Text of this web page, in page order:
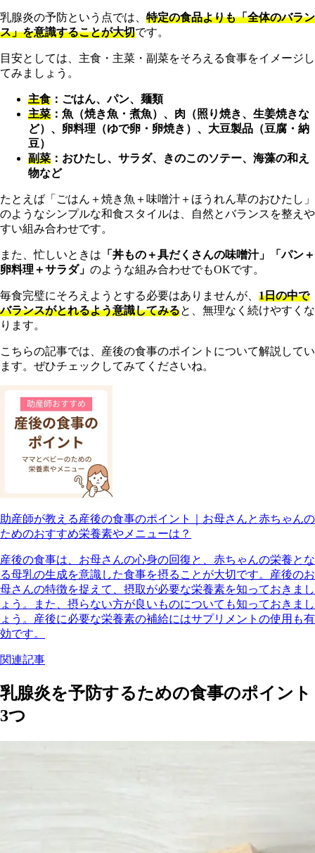
乳腺炎の予防という点では、 特定の食品よりも「全体のバラン
ス」を意識することが大切です。
目安としては、主食・主菜・副菜をそろえる食事をイメージし
てみましょう。
主食 ：ごはん、パン、麺類
主菜 ：魚（焼き魚・煮魚）、肉（照り焼き、生姜焼きな
ど）、卵料理（ゆで卵・卵焼き）、大豆製品（豆腐・納
豆）
副菜 ：おひたし、サラダ、きのこのソテー、海藻の和え
物など
たとえば「ごはん＋焼き魚＋味噌汁＋ほうれん草のおひたし」
のようなシンプルな和食スタイルは、自然とバランスを整えや
すい組み合わせです。
また、忙しいときは 「丼もの＋具だくさんの味噌汁」「パン＋
卵料理＋サラダ」 のような組み合わせでもOKです。
毎食完璧にそろえようとする必要はありませんが、 1日の中で
バランスがとれるよう意識してみると、無理なく続けやすくな
ります。
こちらの記事では、産後の食事のポイントについて解説してい
ます。ぜひチェックしてみてくださいね。
助産師が教える産後の食事のポイント｜お母さんと赤ちゃんの
ためのおすすめ栄養素やメニューは？
産後の食事は、お母さんの心身の回復と、赤ちゃんの栄養とな
る母乳の生成を意識した食事を摂ることが大切です。産後のお
母さんの特徴を捉えて、摂取が必要な栄養素を知っておきまし
ょう。また、摂らない方が良いものについても知っておきまし
ょう。産後に必要な栄養素の補給にはサプリメントの使用も有
効です。
関連記事
乳腺炎を予防するための食事のポイント
3つ